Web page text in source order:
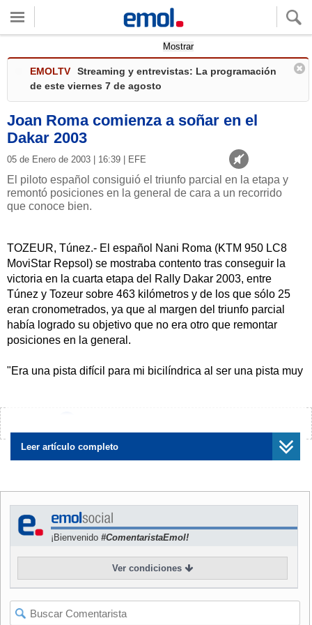
Mostrar
EMOLTV
Streaming y entrevistas: La programación
de este viernes 7 de agosto
Joan Roma comienza a soñar en el
Dakar 2003
05 de Enero de 2003 | 16:39 | EFE
El piloto español consiguió el triunfo parcial en la etapa y
remontó posiciones en la general de cara a un recorrido
que conoce bien.
TOZEUR, Túnez.- El español Nani Roma (KTM 950 LC8
MoviStar Repsol) se mostraba contento tras conseguir la
victoria en la cuarta etapa del Rally Dakar 2003, entre
Túnez y Tozeur sobre 463 kilómetros y de los que sólo 25
eran cronometrados, ya que al margen del triunfo parcial
había logrado su objetivo que no era otro que remontar
posiciones en la general.
"Era una pista difícil para mi bicilíndrica al ser una pista muy
El piloto mostró un moderado optimismo al decir que "no
hay que ponerse eufórico, porque son sólo han sido 25
kilómetros y todo está por llegar. Yo quería colocarme lo
afrontar con tranquilidad la quinta etapa que conozco bien".
Por su parte, Isidre Esteve (KTM 950 lc8 moviStar Repsol),
que en un principio fue dado como vencedor de la etapa,
pero después la organización alegando un "error de
cronometraje", lo ubico en el puesto 20, dijo encontrarse
"decepcionado".
"Me he sorprendido mucho cuando me han dicho que había
Leer artículo completo
¡Bienvenido #ComentaristaEmol!
Ver condiciones